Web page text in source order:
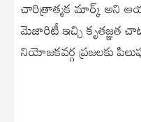
చారిత్రాత్మక మార్క్ అని
మెజారిటీ ఇచ్చి కృతజ్ఞత
నియోజకవర్గ ప్రజలకు